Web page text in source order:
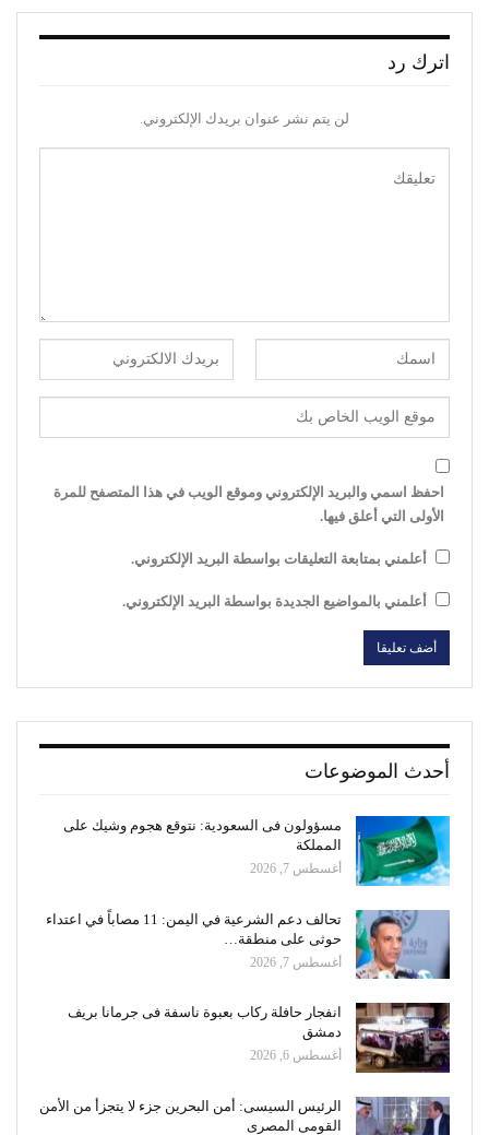
اترك رد
لن يتم نشر عنوان بريدك الإلكتروني.
احفظ اسمي والبريد الإلكتروني وموقع الويب في هذا المتصفح للمرة
الأولى التي أعلق فيها.
أعلمني بمتابعة التعليقات بواسطة البريد الإلكتروني.
أعلمني بالمواضيع الجديدة بواسطة البريد الإلكتروني.
أحدث الموضوعات
مسؤولون فى السعودية: نتوقع هجوم وشيك على
المملكة
أغسطس 7, 2026
تحالف دعم الشرعية في اليمن: 11 مصاباً في اعتداء
حوثى على منطقة…
أغسطس 7, 2026
انفجار حافلة ركاب بعبوة ناسفة فى جرمانا بريف
دمشق
أغسطس 6, 2026
الرئيس السيسى: أمن البحرين جزء لا يتجزأ من الأمن
القومى المصرى